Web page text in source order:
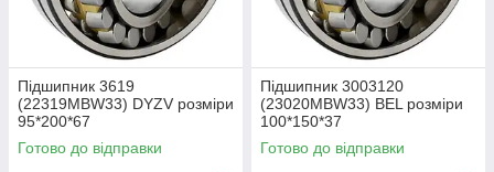
Підшипник 3619
(22319MBW33) DYZV розміри
95*200*67
Готово до відправки
Підшипник 3003120
(23020MBW33) BEL розміри
100*150*37
Готово до відправки